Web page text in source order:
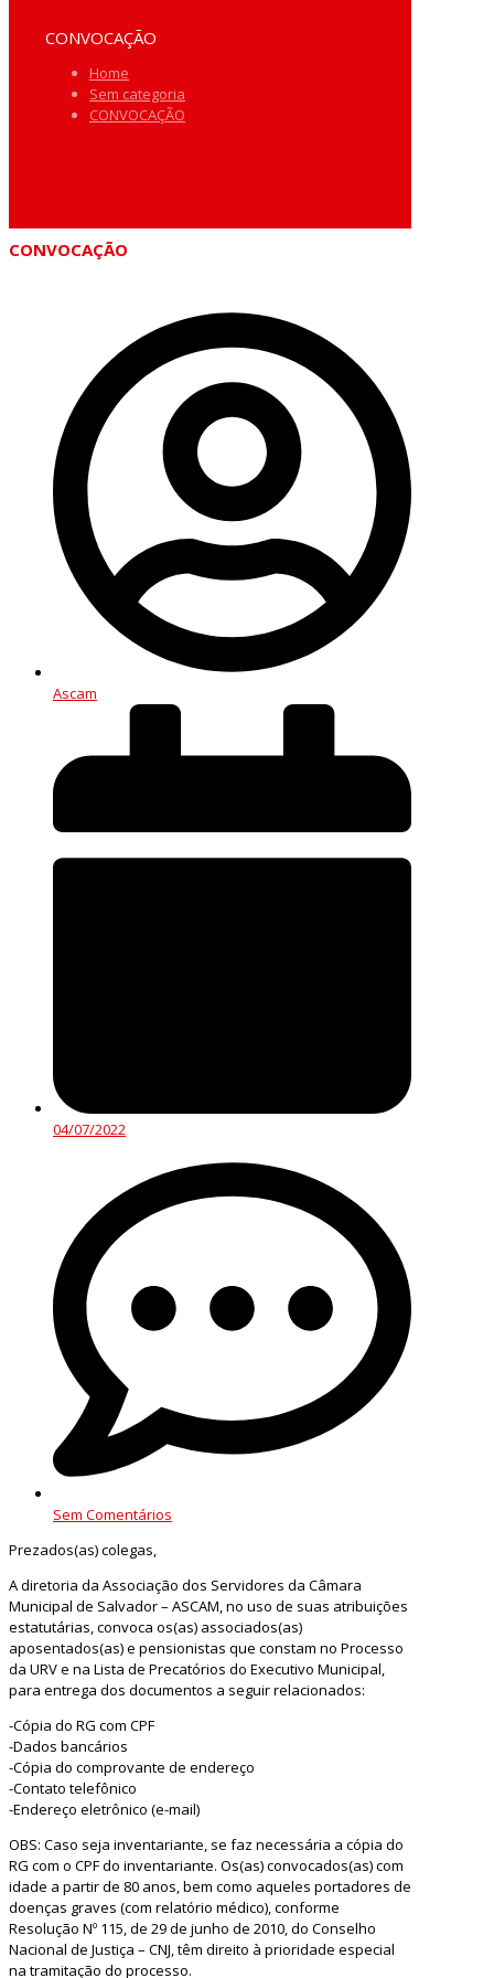
CONVOCAÇÃO
Home
Sem categoria
CONVOCAÇÃO
CONVOCAÇÃO
Ascam
04/07/2022
Sem Comentários
Prezados(as) colegas,
A diretoria da Associação dos Servidores da Câmara
Municipal de Salvador – ASCAM, no uso de suas atribuições
estatutárias, convoca os(as) associados(as)
aposentados(as) e pensionistas que constam no Processo
da URV e na Lista de Precatórios do Executivo Municipal,
para entrega dos documentos a seguir relacionados:
-Cópia do RG com CPF
-Dados bancários
-Cópia do comprovante de endereço
-Contato telefônico
-Endereço eletrônico (e-mail)
OBS: Caso seja inventariante, se faz necessária a cópia do
RG com o CPF do inventariante. Os(as) convocados(as) com
idade a partir de 80 anos, bem como aqueles portadores de
doenças graves (com relatório médico), conforme
Resolução Nº 115, de 29 de junho de 2010, do Conselho
Nacional de Justiça – CNJ, têm direito à prioridade especial
na tramitação do processo.